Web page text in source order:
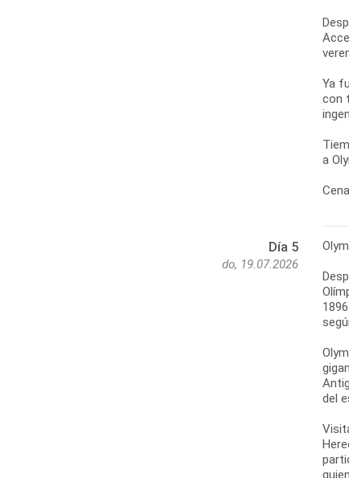
Ya
con
a
Día 5
do, 19.07.2026
del